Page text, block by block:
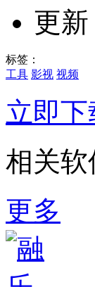
更新
标签：
工具 影视 视频
立即下
相关软
更多